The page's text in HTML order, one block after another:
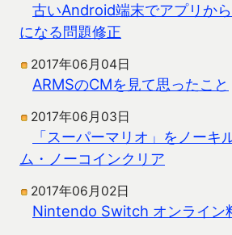
古いAndroid端末でアプリか
になる問題修正
2017年06月04日
ARMSのCMを見て思ったこと
2017年06月03日
「スーパーマリオ」をノーキ
ム・ノーコインクリア
2017年06月02日
Nintendo Switch オンライン